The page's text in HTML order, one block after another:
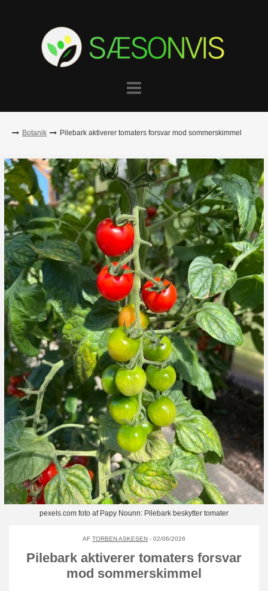
Botanik Pilebark aktiverer tomaters forsvar mod sommerskimmel
pexels.com foto af Papy Nounn: Pilebark beskytter tomater
AF TORBEN ASKESEN - 02/06/2026
Pilebark aktiverer tomaters forsvar
mod sommerskimmel